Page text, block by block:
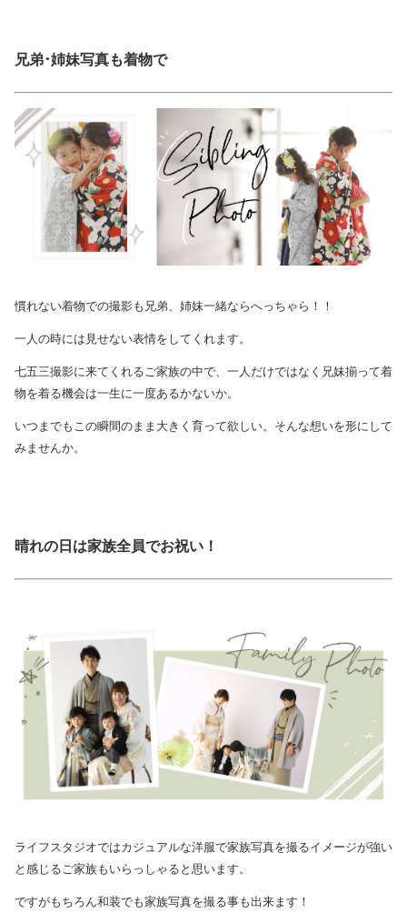
兄弟･姉妹写真も着物で
慣れない着物での撮影も兄弟、姉妹一緒ならへっちゃら！！
一人の時には見せない表情をしてくれます。
七五三撮影に来てくれるご家族の中で、一人だけではなく兄妹揃って着
物を着る機会は一生に一度あるかないか。
いつまでもこの瞬間のまま大きく育って欲しい。そんな想いを形にして
みませんか。
晴れの日は家族全員でお祝い！
ライフスタジオではカジュアルな洋服で家族写真を撮るイメージが強い
と感じるご家族もいらっしゃると思います。
ですがもちろん和装でも家族写真を撮る事も出来ます！